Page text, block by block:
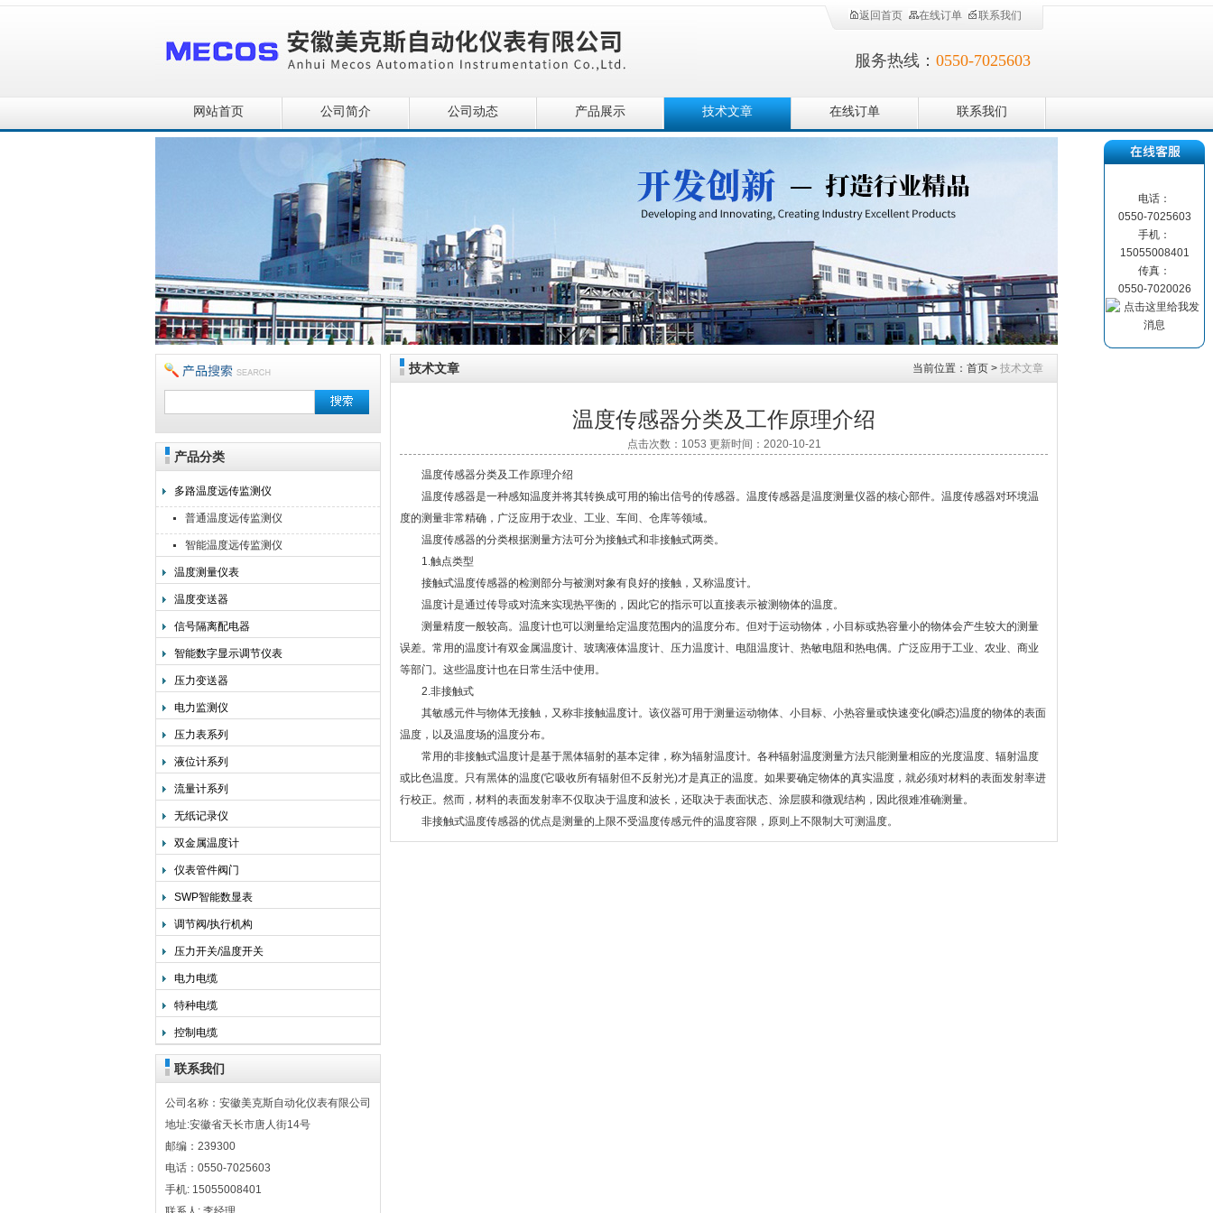
安徽美克斯自动化仪表有限公司
返回首页 在线订单 联系我们
服务热线： 0550-7025603
网站首页 公司简介 公司动态 产品展示 技术文章 在线订单 联系我们
产品分类
多路温度远传监测仪
普通温度远传监测仪
智能温度远传监测仪
温度测量仪表
温度变送器
信号隔离配电器
智能数字显示调节仪表
压力变送器
电力监测仪
压力表系列
液位计系列
流量计系列
无纸记录仪
双金属温度计
仪表管件阀门
SWP智能数显表
调节阀/执行机构
压力开关/温度开关
电力电缆
特种电缆
控制电缆
联系我们
公司名称：安徽美克斯自动化仪表有限公司
地址:安徽省天长市唐人街14号
邮编：239300
电话：0550-7025603
手机: 15055008401
技术文章 当前位置： 首页 > 技术文章
温度传感器分类及工作原理介绍
点击次数：1053 更新时间：2020-10-21
温度传感器分类及工作原理介绍
温度传感器是一种感知温度并将其转换成可用的输出信号的传感器。温度传感器是温度测量仪器的核心部件。温度传感器对环境温
度的测量非常精确，广泛应用于农业、工业、车间、仓库等领域。
温度传感器的分类根据测量方法可分为接触式和非接触式两类。
1.触点类型
接触式温度传感器的检测部分与被测对象有良好的接触，又称温度计。
温度计是通过传导或对流来实现热平衡的，因此它的指示可以直接表示被测物体的温度。
测量精度一般较高。温度计也可以测量给定温度范围内的温度分布。但对于运动物体，小目标或热容量小的物体会产生较大的测量
误差。常用的温度计有双金属温度计、玻璃液体温度计、压力温度计、电阻温度计、热敏电阻和热电偶。广泛应用于工业、农业、商业
等部门。这些温度计也在日常生活中使用。
2.非接触式
其敏感元件与物体无接触，又称非接触温度计。该仪器可用于测量运动物体、小目标、小热容量或快速变化(瞬态)温度的物体的表面
温度，以及温度场的温度分布。
常用的非接触式温度计是基于黑体辐射的基本定律，称为辐射温度计。各种辐射温度测量方法只能测量相应的光度温度、辐射温度
或比色温度。只有黑体的温度(它吸收所有辐射但不反射光)才是真正的温度。如果要确定物体的真实温度，就必须对材料的表面发射率进
行校正。然而，材料的表面发射率不仅取决于温度和波长，还取决于表面状态、涂层膜和微观结构，因此很难准确测量。
非接触式温度传感器的优点是测量的上限不受温度传感元件的温度容限，原则上不限制大可测温度。
电话：
0550-7025603
手机：
15055008401
传真：
0550-7020026